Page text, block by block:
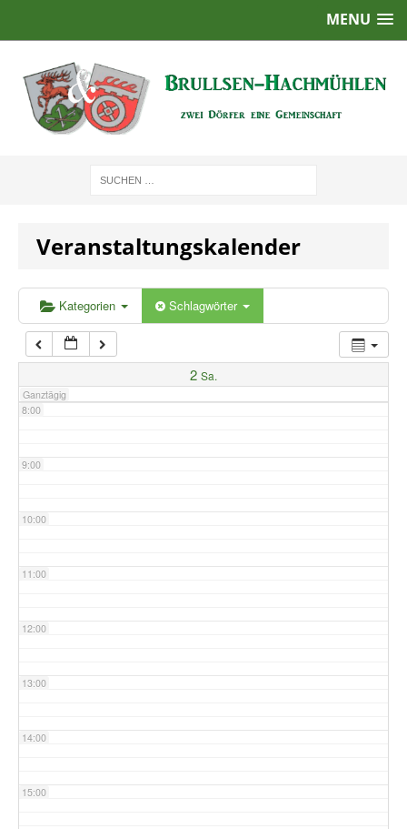
MENU
Veranstaltungskalender
Kategorien Schlagwörter
2 Sa.
Ganztägig
2:00
5:00
6:00
7:00
8:00
9:00
10:00
11:00
12:00
13:00
14:00
15:00